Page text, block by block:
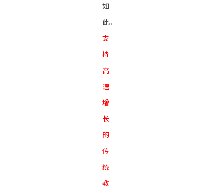
如
此。
支
持
高
速
增
长
的
传
统
教